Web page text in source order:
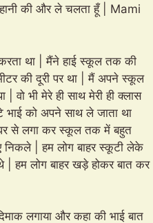
की और ले चलता हूँ | Mami
था | मैंने हाई स्कूल तक की
की दूरी पर था | मैं अपने स्कूल
वो भी मेरे ही साथ मेरी ही क्लास
को अपने साथ ले जाता था
घर से लगा कर स्कूल तक में बहुत
निकले | हम लोग बाहर स्कूटी लेके
हम लोग बाहर खड़े होकर बात कर
लगाया और कहा की भाई बात